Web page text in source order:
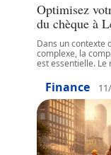
Optimisez
du chèque à
Dans un contexte
complexe, la
est essentielle. Le
Finance